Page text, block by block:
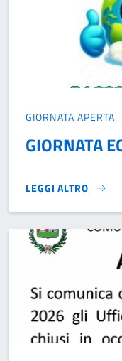
GIORNATA APERTA
GIORNATA
LEGGI ALTRO
GIORNATA